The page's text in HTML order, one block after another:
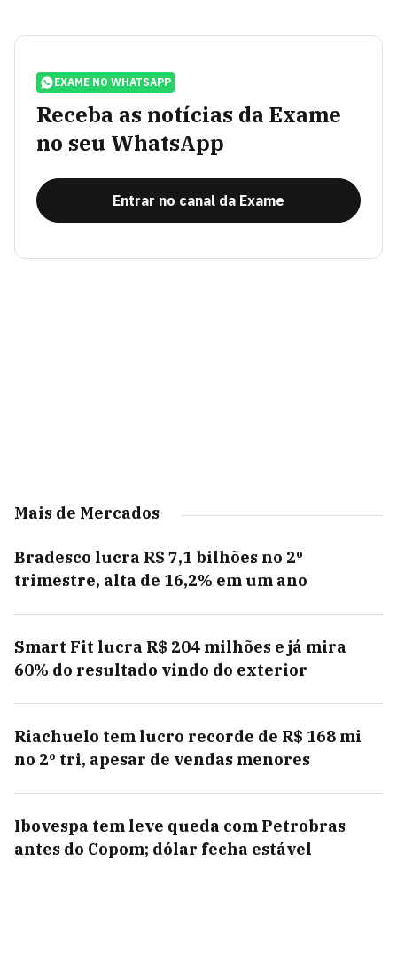
EXAME NO WHATSAPP
Receba as notícias da Exame
no seu WhatsApp
Entrar no canal da Exame
Mais de Mercados
Bradesco lucra R$ 7,1 bilhões no 2º
trimestre, alta de 16,2% em um ano
Smart Fit lucra R$ 204 milhões e já mira
60% do resultado vindo do exterior
Riachuelo tem lucro recorde de R$ 168 mi
no 2º tri, apesar de vendas menores
Ibovespa tem leve queda com Petrobras
antes do Copom; dólar fecha estável